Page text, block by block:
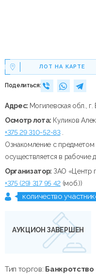
ЛОТ НА КАРТЕ
Поделиться:
Адрес: Могилевская обл.,
Осмотр лота: Куликов
+375 29 310-52-83.
Ознакомление с предметом
осуществляется в рабочие
Организатор: ЗАО «Центр
+375 (29) 317 95 42(моб.))
количество
АУКЦИОН ЗАВЕРШЕН
Тип торгов: Банкротство